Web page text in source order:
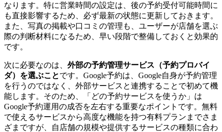
なります。特に営業時間の設定は、後の予約受付可能時間に
も直接影響するため、必ず最新の状態に更新しておきます。
また、写真の掲載や口コミの管理も、ユーザーが店舗を選ぶ
際の判断材料になるため、早い段階で整備しておくと効果的
です。
次に必要なのは、 外部の予約管理サービス（予約プロバイ
ダ）を選ぶことです。Google予約は、Google自身が予約管理
を行うのではなく、外部サービスと連携することで初めて機
能します。そのため、「どの予約サービスを使うか」は
Google予約運用の成否を左右する重要なポイントです。無料
で使えるサービスから高度な機能を持つ有料プランまでさま
ざまですが、自店舗の規模や提供するサービスの種類に合わ